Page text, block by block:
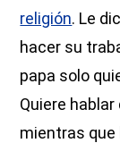
religión. Le
hacer su
papa solo
Quiere
mientras